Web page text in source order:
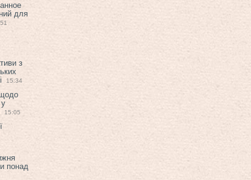
для
з
15:34
15:05
понад